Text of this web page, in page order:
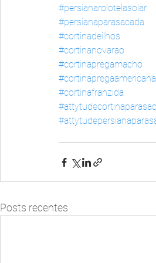
#persianarolotelasolar
#persianaparasacada
#cortinadeilhos
#cortinanovarao
#cortinapregamacho
#cortinapregaamericana
#cortinafranzida
Posts recentes